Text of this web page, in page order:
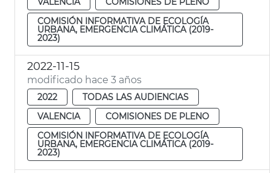
COMISIÓN INFORMATIVA DE ECOLOGÍA
URBANA, EMERGENCIA CLIMÁTICA (2019-
2023)
2022-11-15
modificado hace 3 años
2022
TODAS LAS AUDIENCIAS
VALENCIA
COMISIONES DE PLENO
COMISIÓN INFORMATIVA DE ECOLOGÍA
URBANA, EMERGENCIA CLIMÁTICA (2019-
2023)